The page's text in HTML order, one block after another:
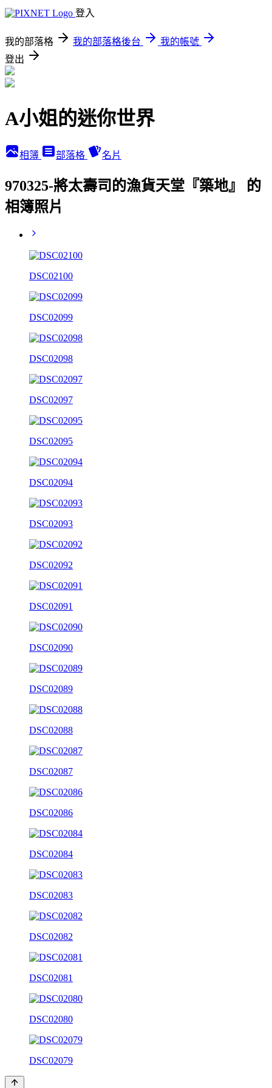
登入
我的部落格 我的部落格後台
我的帳號
登出
A小姐的迷你世界
相簿 部落格 名片
970325-將太壽司的漁貨天堂『築地』 的
相簿照片
DSC02100
DSC02099
DSC02098
DSC02097
DSC02095
DSC02094
DSC02093
DSC02092
DSC02091
DSC02090
DSC02089
DSC02088
DSC02087
DSC02086
DSC02084
DSC02083
DSC02082
DSC02081
DSC02080
DSC02079